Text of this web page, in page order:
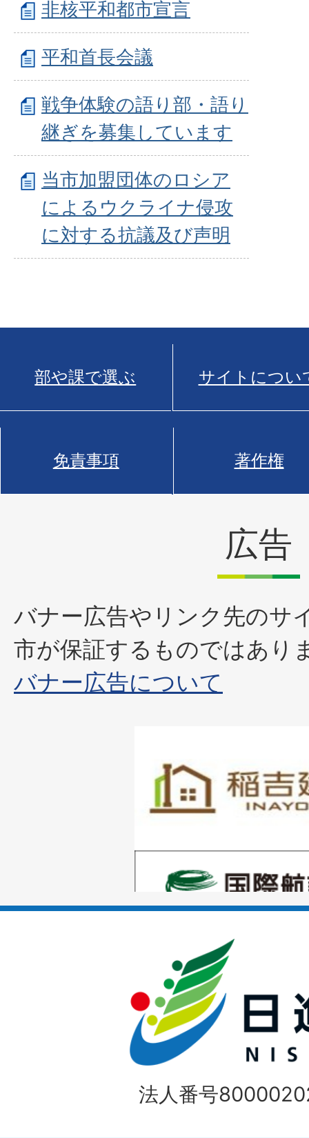
非核平和都市宣言
平和首長会議
戦争体験の語り部・語り
継ぎを募集しています
当市加盟団体のロシア
によるウクライナ侵攻
に対する抗議及び声明
部や課で選ぶ サイトについ
免責事項 著作権
広告
バナー広告やリンク先のサ
市が保証するものではあり
バナー広告について
枚
目
ラ
枚
ス
ラ
イ
ド
1
枚
目
の
法人番号